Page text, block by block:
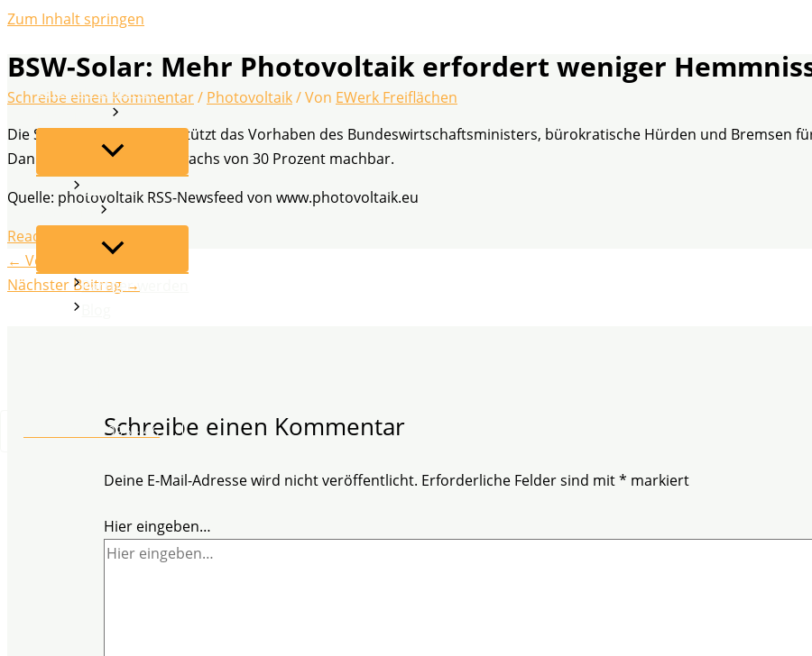
Zum Inhalt springen
EWerk Freiflächen
FAQ
Über uns
Partner werden
+49 2304 97 995 - 46
BSW-Solar: Mehr Photovoltaik erfordert weniger
Schreibe einen Kommentar/ Photovoltaik/ Von EWerk Freiflächen
Die Solarwirtschaft unterstützt das Vorhaben des Bundeswirtschaftsministers, bürokratische Hürden und Bremsen
Dann ist ein jährlicher Zuwachs von 30 Prozent machbar.
Quelle: photovoltaik RSS-Newsfeed von www.photovoltaik.eu
Read More
← Vorheriger Beitrag
Nächster Beitrag →
Schreibe einen Kommentar
Deine E-Mail-Adresse wird nicht veröffentlicht. Erforderliche Felder sind mit* markiert
Hier eingeben…